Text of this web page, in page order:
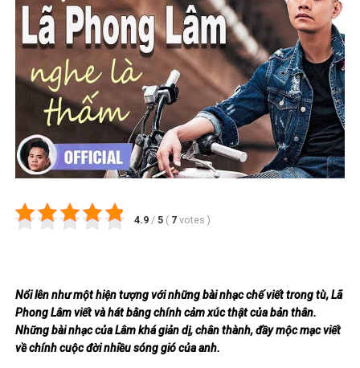
4.9 / 5 ( 7 votes )
Nổi lên như một hiện tượng với những bài nhạc chế viết trong tù, Lã
Phong Lâm viết và hát bằng chính cảm xúc thật của bản thân.
Những bài nhạc của Lâm khá giản dị, chân thành, đầy mộc mạc viết
về chính cuộc đời nhiều sóng gió của anh.